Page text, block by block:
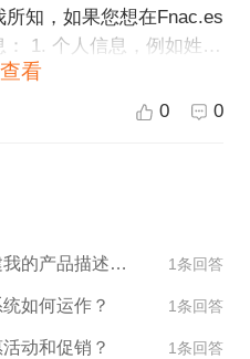
知，如果您想在Fnac.es
姓
系电话等； 2. 支付信
账户信息等； 3. 选购商
个人信息时，请确保信
看
0 0
我如何在Fnac.es平台上创建我的产品描述和图片？ 1条回答
如何运作？ 1条回答
动和促销？ 1条回答